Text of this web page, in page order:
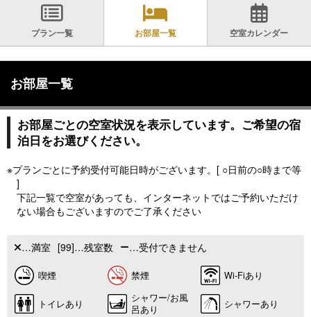
プラン一覧 お部屋一覧 空室カレンダー
お部屋一覧
お部屋ごとの空室状況を表示しています。ご希望の宿
泊日をお選びください。
※プランごとに予約受付可能日時がございます。[ ○日前の○時まで等
]
下記一覧で空室があっても、インターネットではご予約いただけ
ない場合もございますのでご了承ください
…満室 [99]…残室数 …受付できません
喫煙 禁煙 Wi-Fiあり
トイレあり
シャワー/お風
呂あり
シャワーあり